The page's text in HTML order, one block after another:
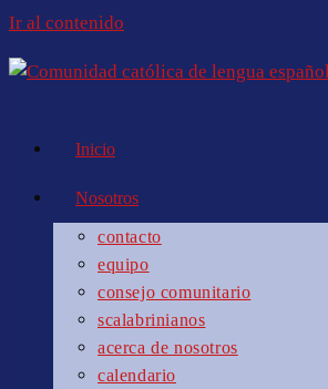
Ir al contenido
Inicio
Nosotros
contacto
equipo
consejo comunitario
scalabrinianos
acerca de nosotros
calendario